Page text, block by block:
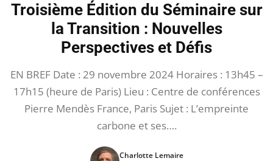
Troisième Édition du Séminaire sur
la Transition : Nouvelles
Perspectives et Défis
EN BREF Date : 29 novembre 2024 Horaires : 13h45 –
17h15 (heure de Paris) Lieu : Centre de conférences
Pierre Mendès France, Paris Sujet : L’empreinte
carbone et ses….
Charlotte Lemaire